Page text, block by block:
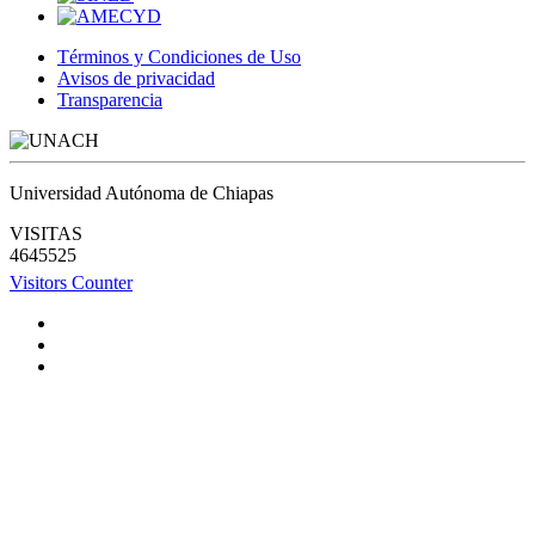
Términos y Condiciones de Uso
Avisos de privacidad
Transparencia
Universidad Autónoma de Chiapas
VISITAS
4645525
Visitors Counter